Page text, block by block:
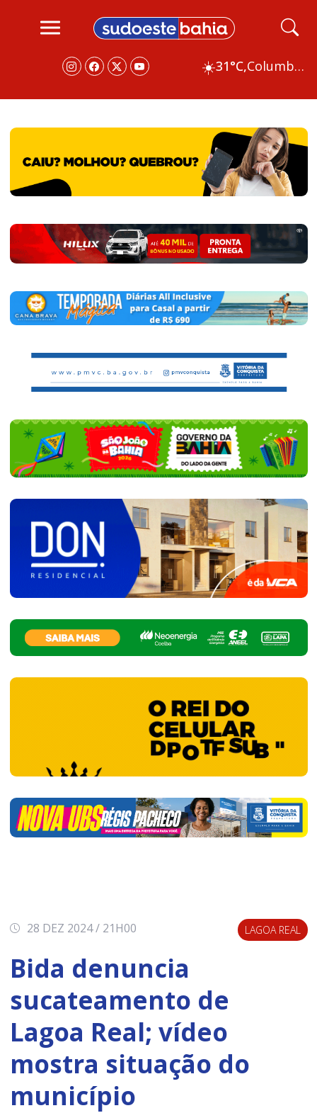
☀️31°C, Columbus
28 DEZ 2024 / 21H00 LAGOA REAL
Bida denuncia
sucateamento de
Lagoa Real; vídeo
mostra situação do
município